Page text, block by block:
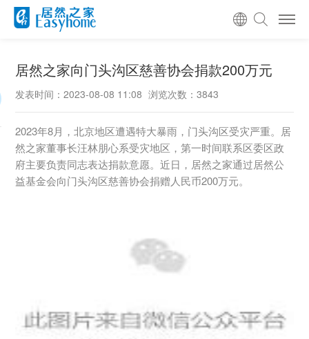
居然之家向门头沟区慈善协会捐款200万元
发表时间：2023-08-08 11:08 浏览次数：3843
2023年8月，北京地区遭遇特大暴雨，门头沟区受灾严重。居
然之家董事长汪林朋心系受灾地区，第一时间联系区委区政
府主要负责同志表达捐款意愿。近日，居然之家通过居然公
益基金会向门头沟区慈善协会捐赠人民币200万元。